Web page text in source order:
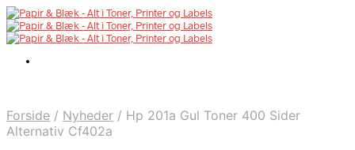
Forside / Nyheder / Hp 201a Gul Toner 400 Sider
Alternativ Cf402a